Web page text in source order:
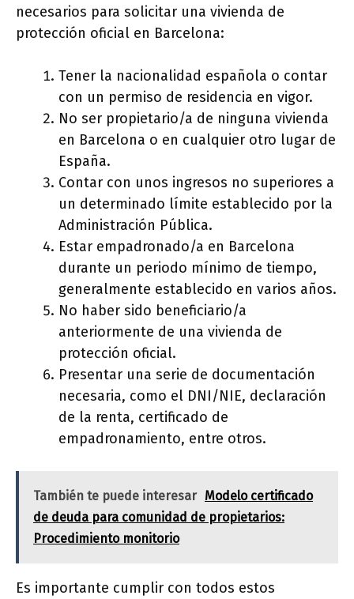
necesarios para solicitar una vivienda de
protección oficial en Barcelona:
Tener la nacionalidad española o contar
con un permiso de residencia en vigor.
No ser propietario/a de ninguna vivienda
en Barcelona o en cualquier otro lugar de
España.
Contar con unos ingresos no superiores a
un determinado límite establecido por la
Administración Pública.
Estar empadronado/a en Barcelona
durante un periodo mínimo de tiempo,
generalmente establecido en varios años.
No haber sido beneficiario/a
anteriormente de una vivienda de
protección oficial.
Presentar una serie de documentación
necesaria, como el DNI/NIE, declaración
de la renta, certificado de
empadronamiento, entre otros.
También te puede interesar Modelo certificado
de deuda para comunidad de propietarios:
Procedimiento monitorio
Es importante cumplir con todos estos